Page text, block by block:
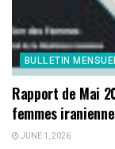
BULLETIN
Rapport de Mai
femmes
JUNE 1, 2026